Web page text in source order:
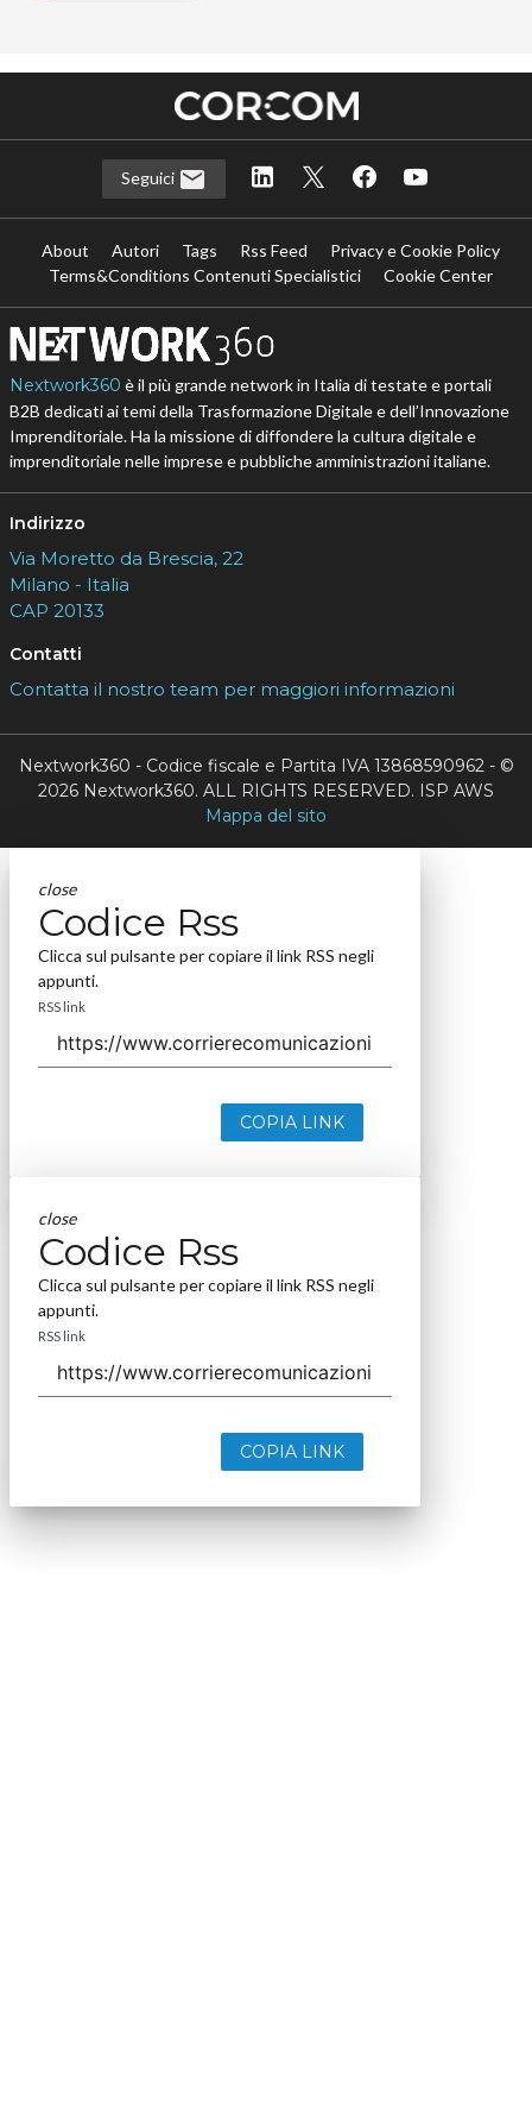
Seguici
About Autori Tags Rss Feed
Privacy e Cookie Policy
Terms&Conditions Contenuti Specialistici
Cookie Center
Nextwork360 è il più grande network in Italia di testate e portali
B2B dedicati ai temi della Trasformazione Digitale e dell’Innovazione
Imprenditoriale. Ha la missione di diffondere la cultura digitale e
imprenditoriale nelle imprese e pubbliche amministrazioni italiane.
Indirizzo
Via Moretto da Brescia, 22
Milano - Italia
CAP 20133
Contatti
Contatta il nostro team per maggiori informazioni
Nextwork360 - Codice fiscale e Partita IVA 13868590962 - ©
2026 Nextwork360. ALL RIGHTS RESERVED. ISP AWS
Mappa del sito
close
Codice Rss
Clicca sul pulsante per copiare il link RSS negli
appunti.
RSS link
COPIA LINK
close
Codice Rss
Clicca sul pulsante per copiare il link RSS negli
appunti.
RSS link
COPIA LINK